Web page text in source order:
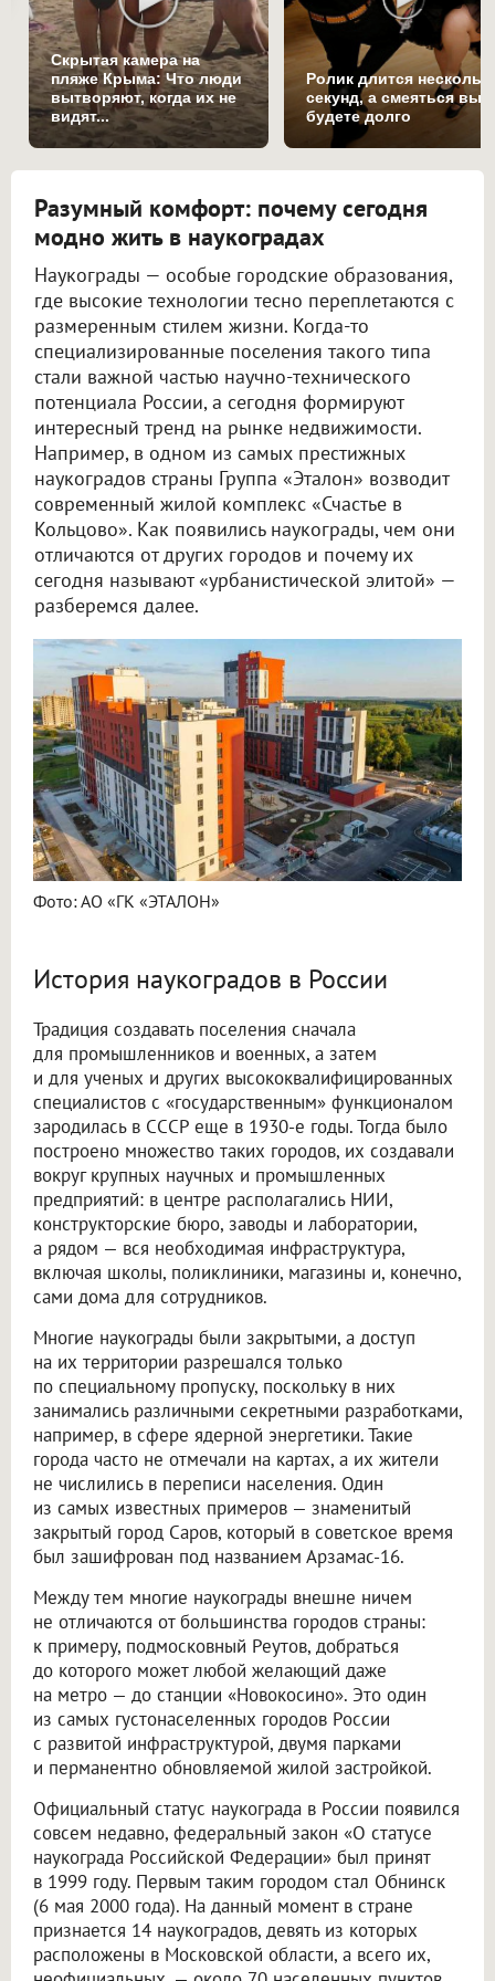
Скрытая камера на
пляже Крыма: Что люди
вытворяют, когда их не
видят...
Ролик длится
секунд, а смеяться вы
будете долго
Разумный комфорт: почему сегодня
модно жить в наукоградах
Наукограды — особые городские образования,
где высокие технологии тесно переплетаются с
размеренным стилем жизни. Когда-то
специализированные поселения такого типа
стали важной частью научно-технического
потенциала России, а сегодня формируют
интересный тренд на рынке недвижимости.
Например, в одном из самых престижных
наукоградов страны Группа «Эталон» возводит
современный жилой комплекс «Счастье в
Кольцово». Как появились наукограды, чем они
отличаются от других городов и почему их
сегодня называют «урбанистической элитой» —
разберемся далее.
Фото: АО «ГК «ЭТАЛОН»
История наукоградов в России
Традиция создавать поселения сначала
для промышленников и военных, а затем
и для ученых и других высококвалифицированных
специалистов с «государственным» функционалом
зародилась в СССР еще в 1930-е годы. Тогда было
построено множество таких городов, их создавали
вокруг крупных научных и промышленных
предприятий: в центре располагались НИИ,
конструкторские бюро, заводы и лаборатории,
а рядом — вся необходимая инфраструктура,
включая школы, поликлиники, магазины и, конечно,
сами дома для сотрудников.
Многие наукограды были закрытыми, а доступ
на их территории разрешался только
по специальному пропуску, поскольку в них
занимались различными секретными разработками,
например, в сфере ядерной энергетики. Такие
города часто не отмечали на картах, а их жители
не числились в переписи населения. Один
из самых известных примеров — знаменитый
закрытый город Саров, который в советское время
был зашифрован под названием Арзамас-16.
Между тем многие наукограды внешне ничем
не отличаются от большинства городов страны:
к примеру, подмосковный Реутов, добраться
до которого может любой желающий даже
на метро — до станции «Новокосино». Это один
из самых густонаселенных городов России
с развитой инфраструктурой, двумя парками
и перманентно обновляемой жилой застройкой.
Официальный статус наукограда в России появился
совсем недавно, федеральный закон «О статусе
наукограда Российской Федерации» был принят
в 1999 году. Первым таким городом стал Обнинск
(6 мая 2000 года). На данный момент в стране
признается 14 наукоградов, девять из которых
расположены в Московской области, а всего их,